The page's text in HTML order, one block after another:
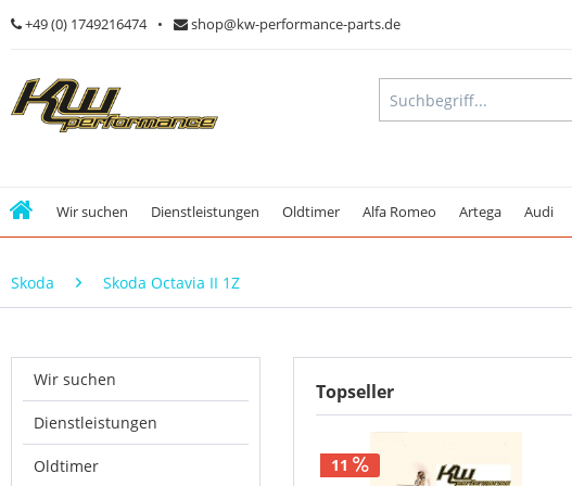
+49 (0) 1749216474 shop@kw-performance-parts.de
Wir suchen Dienstleistungen Oldtimer Alfa Romeo Artega Audi
Skoda Skoda Octavia II 1Z
Wir suchen
Dienstleistungen
Oldtimer
Topseller
11